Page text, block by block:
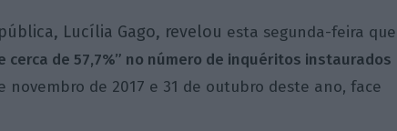
Lucília Gago, revelou esta segunda-feira que
de 57,7%” no número de inquéritos instaurados
novembro de 2017 e 31 de outubro deste ano, face